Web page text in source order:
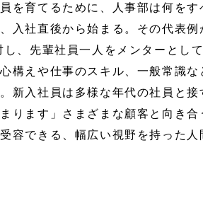
を育てるために、人事部は何を
入社直後から始まる。その代表
、先輩社員一人をメンターとし
構えや仕事のスキル、一般常識
新入社員は多様な年代の社員と
ります」さまざまな顧客と向き
容できる、幅広い視野を持った